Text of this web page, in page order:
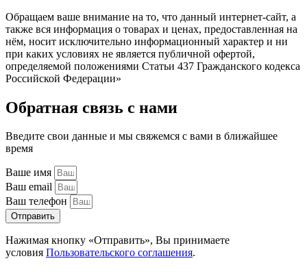
Обращаем ваше внимание на то, что данный интернет-сайт, а
также вся информация о товарах и ценах, предоставленная на
нём, носит исключительно информационный характер и ни
при каких условиях не является публичной офертой,
определяемой положениями Статьи 437 Гражданского кодекса
Российской Федерации»
Обратная связь с нами
Введите свои данные и мы свяжемся с вами в ближайшее
время
Ваше имя
Ваш email
Ваш телефон
Отправить
Нажимая кнопку «Отправить», Вы принимаете
условия Пользовательского соглашения.